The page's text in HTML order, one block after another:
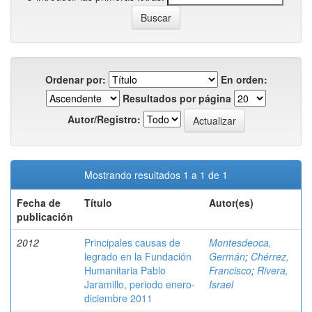
Ordenar por:
En orden:
Resultados por página
Autor/Registro:
Mostrando resultados 1 a 1 de 1
Fecha de
publicación
Título Autor(es)
2012
Principales causas de
legrado en la Fundación
Humanitaria Pablo
Jaramillo, periodo enero-
diciembre 2011
Montesdeoca,
Germán; Chérrez,
Francisco; Rivera,
Israel